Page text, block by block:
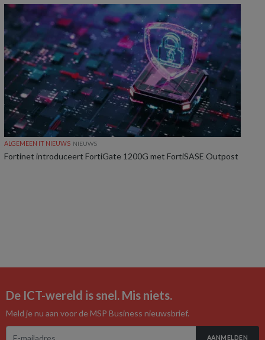
ALGEMEEN IT NIEUWS NIEUWS
Fortinet introduceert FortiGate 1200G met FortiSASE Outpost
De ICT-wereld is snel. Mis niets.
Meld je nu aan voor de MSP Business nieuwsbrief.
AANMELDEN